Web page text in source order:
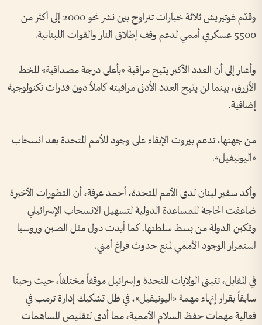
وقدّم غوتيريش ثلاثة خيارات تتراوح بين نشر نحو 2000 إلى أكثر من
5500 عسكري أممي لدعم وقف إطلاق النار والقوات اللبنانية.
وأشار إلى أن العدد الأكبر يتيح مراقبة «بأعلى درجة مصداقية» للخط
الأزرق، بينما لن يتيح العدد الأدنى مراقبته كاملاً دون قدرات تكنولوجية
إضافية.
من جهتها، تدعم بيروت الإبقاء على وجود للأمم المتحدة بعد انسحاب
«اليونيفيل».
وأكد سفير لبنان لدى الأمم المتحدة، أحمد عرفة، أن التطورات الأخيرة
ضاعفت الحاجة للمساعدة الدولية لتسهيل الانسحاب الإسرائيلي
وتمكين الدولة من بسط سلطتها. كما أيدت دول مثل الصين وروسيا
استمرار الوجود الأممي لمنع حدوث فراغ أمني.
في المقابل، تتبنى الولايات المتحدة وإسرائيل موقفاً مختلفاً، حيث رحبتا
سابقاً بقرار إنهاء مهمة «اليونيفيل»، في ظل تشكيك إدارة ترمب في
فعالية مهمات حفظ السلام الأممية، مما أدى لتقليص المساهمات